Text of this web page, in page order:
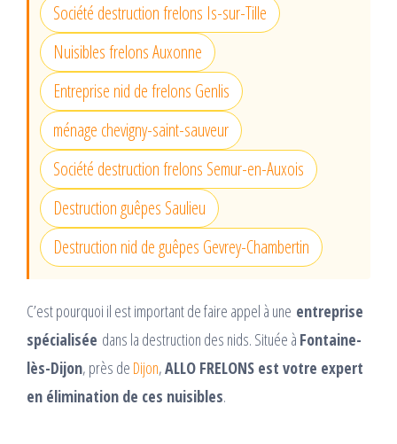
Société destruction frelons Is-sur-Tille
Nuisibles frelons Auxonne
Entreprise nid de frelons Genlis
ménage chevigny-saint-sauveur
Société destruction frelons Semur-en-Auxois
Destruction guêpes Saulieu
Destruction nid de guêpes Gevrey-Chambertin
C’est pourquoi il est important de faire appel à une entreprise
spécialisée dans la destruction des nids. Située à Fontaine-
lès-Dijon, près de Dijon,ALLO FRELONS est votre expert
en élimination de ces nuisibles.